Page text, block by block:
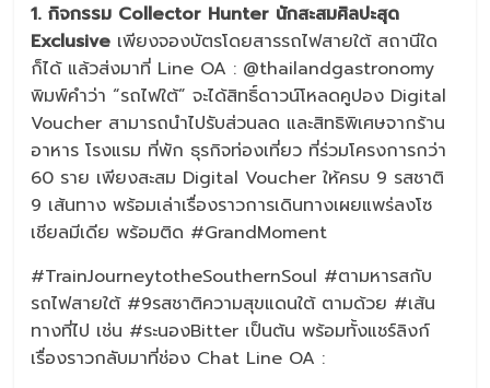
1. กิจกรรม Collector Hunter นักสะสมศิลปะสุด
Exclusive เพียงจองบัตรโดยสารรถไฟสายใต้ สถานีใด
ก็ได้ แล้วส่งมาที่ Line OA : @thailandgastronomy
พิมพ์คำว่า “รถไฟใต้” จะได้สิทธิ์ดาวน์โหลดคูปอง Digital
Voucher สามารถนำไปรับส่วนลด และสิทธิพิเศษจากร้าน
อาหาร โรงแรม ที่พัก ธุรกิจท่องเที่ยว ที่ร่วมโครงการกว่า
60 ราย เพียงสะสม Digital Voucher ให้ครบ 9 รสชาติ
9 เส้นทาง พร้อมเล่าเรื่องราวการเดินทางเผยแพร่ลงโซ
เชียลมีเดีย พร้อมติด #GrandMoment
#TrainJourneytotheSouthernSoul #ตามหารสกับ
รถไฟสายใต้ #9รสชาติความสุขแดนใต้ ตามด้วย #เส้น
ทางที่ไป เช่น #ระนองBitter เป็นต้น พร้อมทั้งแชร์ลิงก์
เรื่องราวกลับมาที่ช่อง Chat Line OA :